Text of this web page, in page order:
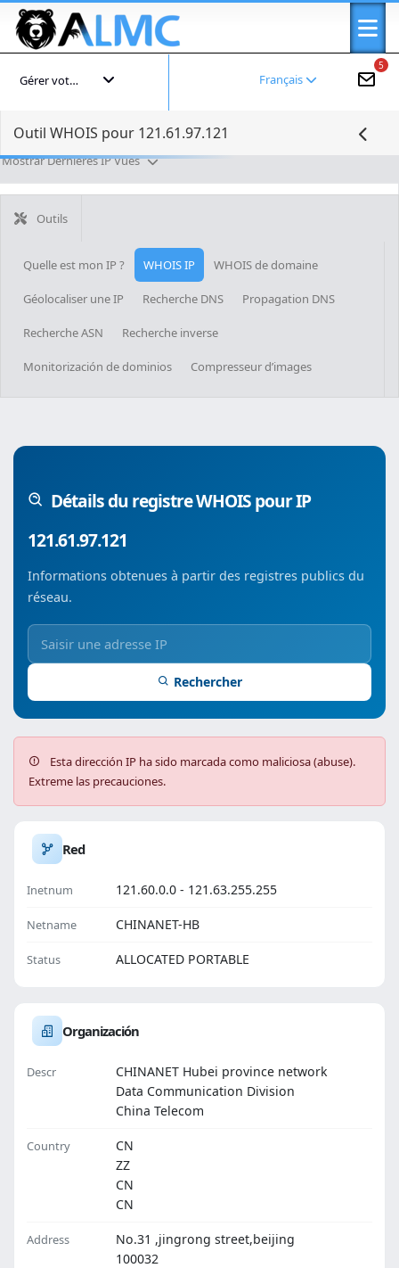
5
Français
Gérer votre compte
Outil WHOIS pour 121.61.97.121
Mostrar Dernières IP Vues
Outils
Quelle est mon IP ? WHOIS IP WHOIS de domaine
Géolocaliser une IP Recherche DNS Propagation DNS
Recherche ASN Recherche inverse
Monitorización de dominios Compresseur d’images
Détails du registre WHOIS pour IP
121.61.97.121
Informations obtenues à partir des registres publics du
réseau.
Rechercher
Esta dirección IP ha sido marcada como maliciosa (abuse).
Extreme las precauciones.
Red
Inetnum 121.60.0.0 - 121.63.255.255
Netname CHINANET-HB
Status ALLOCATED PORTABLE
Organización
Descr
CHINANET Hubei province network
Data Communication Division
China Telecom
Country
CN
ZZ
CN
CN
Address
No.31 ,jingrong street,beijing
100032